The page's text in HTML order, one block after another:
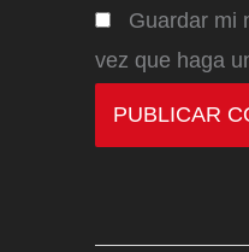
Guardar mi
vez que haga